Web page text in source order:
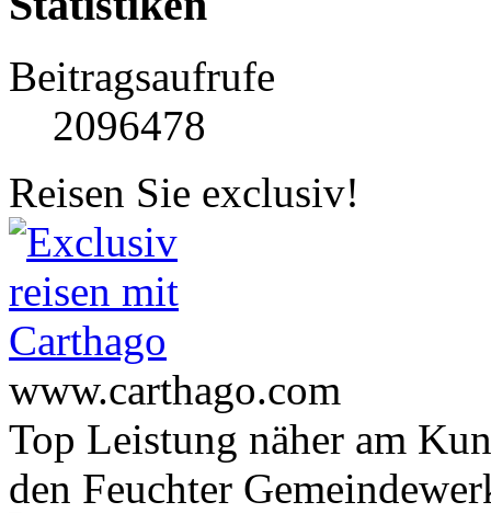
Beitragsaufrufe
2096478
Reisen Sie exclusiv!
www.carthago.com
Top Leistung näher am
den Feuchter